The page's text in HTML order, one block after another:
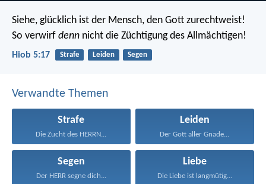
Siehe, glücklich ist der Mensch, den Gott zurechtweist!
So verwirf denn nicht die Züchtigung des Allmächtigen!
Hiob 5:17 Strafe Leiden Segen
Verwandte Themen
Strafe
Die Zucht des HERRN...
Leiden
Der Gott aller Gnade...
Segen
Der HERR segne dich...
Liebe
Die Liebe ist langmütig...